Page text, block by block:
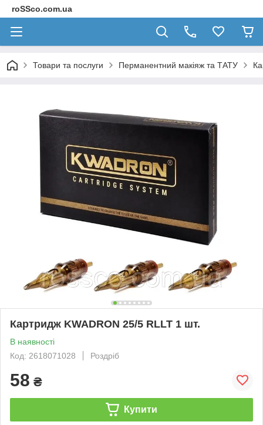
roSSco.com.ua
Товари та послуги Перманентний макіяж та ТАТУ
Картридж KWADRON 25/5 RLLT 1 шт.
В наявності
Код: 2618071028
Роздріб
58 ₴
Купити